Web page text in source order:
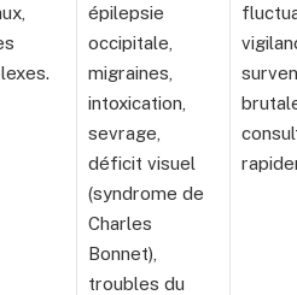
épilepsie
occipitale,
migraines,
intoxication,
sevrage,
déficit visuel
(syndrome de
Charles
Bonnet),
troubles du